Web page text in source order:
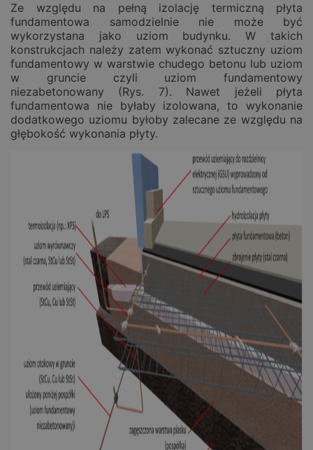
Ze względu na pełną izolację termiczną płyta
fundamentowa samodzielnie nie może być
wykorzystana jako uziom budynku. W takich
konstrukcjach należy zatem wykonać sztuczny uziom
fundamentowy w warstwie chudego betonu lub uziom
w gruncie czyli uziom fundamentowy
niezabetonowany (Rys. 7). Nawet jeżeli płyta
fundamentowa nie byłaby izolowana, to wykonanie
dodatkowego uziomu byłoby zalecane ze względu na
głębokość wykonania płyty.